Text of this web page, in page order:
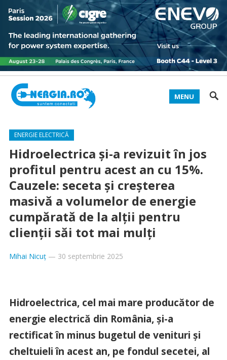
MENU
ENERGIE ELECTRICĂ
Hidroelectrica și-a revizuit în jos
profitul pentru acest an cu 15%.
Cauzele: seceta și creșterea
masivă a volumelor de energie
cumpărată de la alții pentru
clienții săi tot mai mulți
Mihai Nicuț— 30 septembrie 2025
Hidroelectrica, cel mai mare producător de
energie electrică din România, și-a
rectificat în minus bugetul de venituri și
cheltuieli în acest an, pe fondul secetei, al